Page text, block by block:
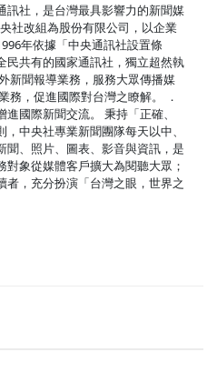
訊社，是台灣最具影響力的新聞媒
社改組為股份有限公司，以企業
年依據「中央通訊社設置條
民共有的國家通訊社，獨立超然執
新聞報導業務，服務大眾傳播媒
務，促進國際對台灣之瞭解。 ．
國際新聞交流。 秉持「正確、
中央社專業新聞團隊每天以中、
聞、照片、圖表、影音與資訊，是
象從媒體客戶擴大為閱聽大眾；
，充分扮演「台灣之眼，世界之